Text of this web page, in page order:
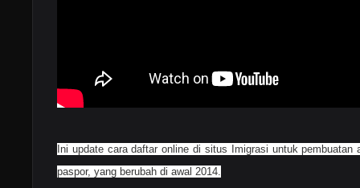
Ini update cara daftar online di situs Imigrasi untuk pembuatan
paspor, yang berubah di awal 2014.